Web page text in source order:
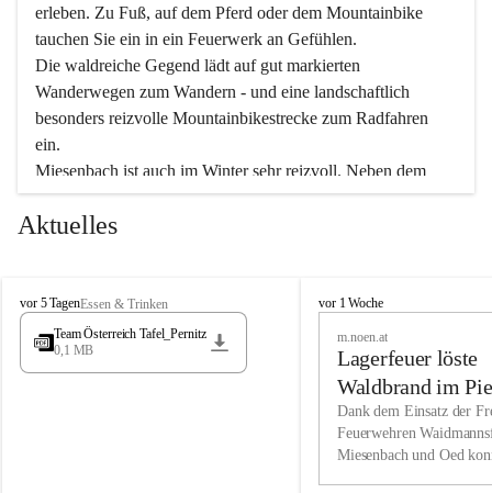
erleben. Zu Fuß, auf dem Pferd oder dem Mountainbike
tauchen Sie ein in ein Feuerwerk an Gefühlen.
Die waldreiche Gegend lädt auf gut markierten
Wanderwegen zum Wandern - und eine landschaftlich
besonders reizvolle Mountainbikestrecke zum Radfahren
ein.
Miesenbach ist auch im Winter sehr reizvoll. Neben dem
Eisstockschießen gibt es auf dem nahe gelegenen Unterberg
wunderschöne Naturschneepisten, die zum Schifahren oder
vielfältige Angebot unserer Kulturvereine.
Überzeugen Sie sich selbst, dass Sie in Miesenbach sowie
in den Beherbergungsbetrieben, Gaststätten und urigen
Wir kennen Miesenbach als lebens- und liebenswerten Ort.
Tradition und Innovation werden ebenso groß geschrieben
Aktuelles
M
i
s
vor 5 TagenEssen & Trinken
Team Österreich Tafel_Pernitz
0,1 MB
M
h
vor 1 Woche
m.noen.at
Lagerfeuer löste
Waldbrand im
aus
Dank dem Einsatz der
Feuerwehren
Miesenbach und Oed